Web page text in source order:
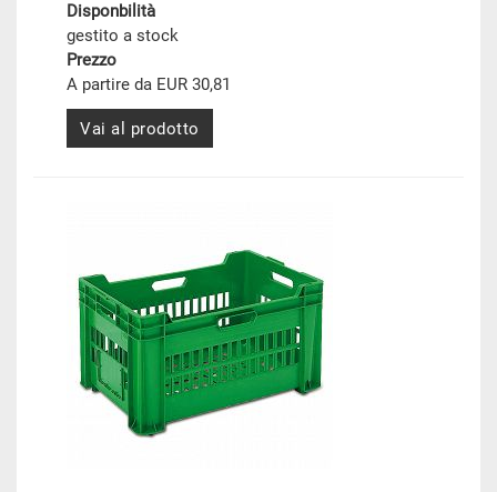
Disponbilità
gestito a stock
Prezzo
A partire da EUR 30,81
Vai al prodotto